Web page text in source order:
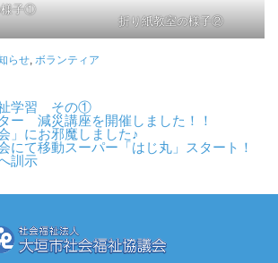
様子①
折り紙教室の様子②
らせ, ボランティア
学習 その①
ー 減災講座を開催しました！！
」にお邪魔しました♪
にて移動スーパー「はじ丸」スタート！
訓示